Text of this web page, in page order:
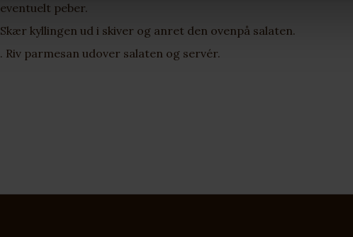
eventuelt peber.
Skær kyllingen ud i skiver og anret den ovenpå salaten.
. Riv parmesan udover salaten og servér.